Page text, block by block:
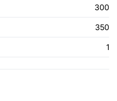
300
350
1